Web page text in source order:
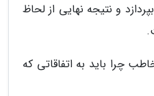
و نتیجه نهایی از لحاظ
چرا باید به اتفاقاتی که